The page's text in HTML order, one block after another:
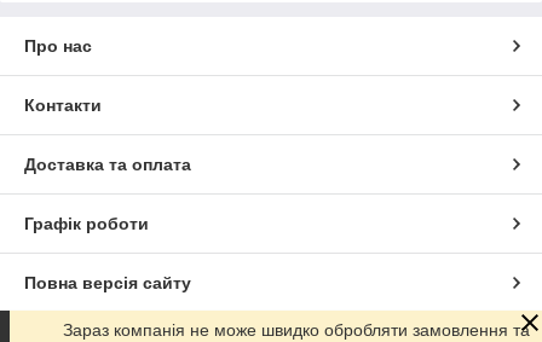
Про нас
Контакти
Доставка та оплата
Графік роботи
Повна версія сайту
Зараз компанія не може швидко обробляти замовлення та